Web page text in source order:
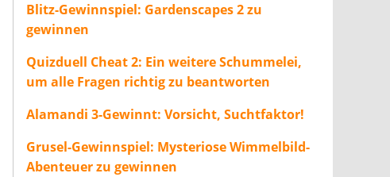
Blitz-Gewinnspiel: Gardenscapes 2 zu
gewinnen
Quizduell Cheat 2: Ein weitere Schummelei,
um alle Fragen richtig zu beantworten
Alamandi 3-Gewinnt: Vorsicht, Suchtfaktor!
Grusel-Gewinnspiel: Mysteriose Wimmelbild-
Abenteuer zu gewinnen